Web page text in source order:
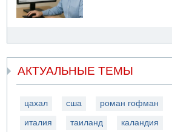
АКТУАЛЬНЫЕ ТЕМЫ
цахал сша роман гофман
италия таиланд каландия